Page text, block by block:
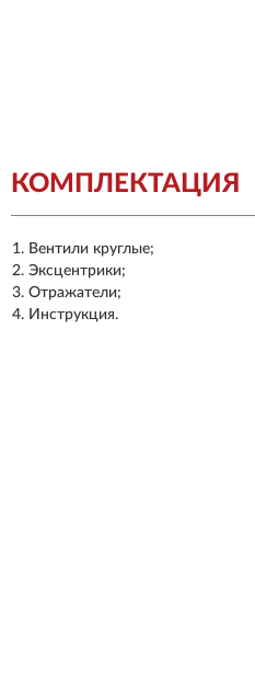
КОМПЛЕКТАЦИЯ
Вентили круглые;
Эксцентрики;
Отражатели;
Инструкция.